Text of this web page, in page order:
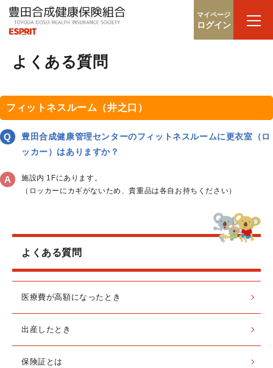
マイページ
ログイン
よくある質問
フィットネスルーム（井之口）
豊田合成健康管理センターのフィットネスルームに更衣室（ロ
ッカー）はありますか？
施設内 1Fにあります。
（ロッカーにカギがないため、貴重品は各自お持ちください）
よくある質問
医療費が高額になったとき
出産したとき
保険証とは